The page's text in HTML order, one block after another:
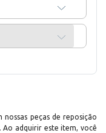
peças de reposição
adquirir este item, você